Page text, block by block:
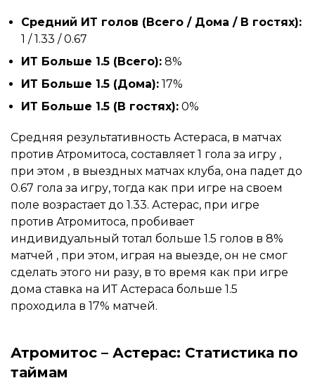
Средний ИТ голов (Всего / Дома / В гостях):
1 / 1.33 / 0.67
ИТ Больше 1.5 (Всего): 8%
ИТ Больше 1.5 (Дома): 17%
ИТ Больше 1.5 (В гостях): 0%
Средняя результативность Астераса, в матчах
против Атромитоса, составляет 1 гола за игру ,
при этом , в выездных матчах клуба, она падет до
0.67 гола за игру, тогда как при игре на своем
поле возрастает до 1.33. Астерас, при игре
против Атромитоса, пробивает
индивидуальный тотал больше 1.5 голов в 8%
матчей , при этом, играя на выезде, он не смог
сделать этого ни разу, в то время как при игре
дома ставка на ИТ Астераса больше 1.5
проходила в 17% матчей.
Атромитос – Астерас: Статистика по
таймам